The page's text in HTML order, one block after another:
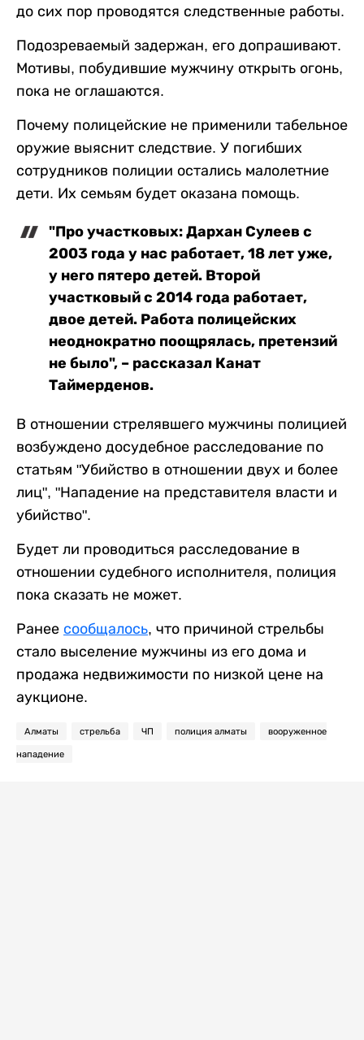
до сих пор проводятся следственные работы.
Подозреваемый задержан, его допрашивают.
Мотивы, побудившие мужчину открыть огонь,
пока не оглашаются.
Почему полицейские не применили табельное
оружие выяснит следствие. У погибших
сотрудников полиции остались малолетние
дети. Их семьям будет оказана помощь.
"Про участковых: Дархан Сулеев с
2003 года у нас работает, 18 лет уже,
у него пятеро детей. Второй
участковый с 2014 года работает,
двое детей. Работа полицейских
неоднократно поощрялась, претензий
не было", – рассказал Канат
Таймерденов.
В отношении стрелявшего мужчины полицией
возбуждено досудебное расследование по
статьям "Убийство в отношении двух и более
лиц", "Нападение на представителя власти и
убийство".
Будет ли проводиться расследование в
отношении судебного исполнителя, полиция
пока сказать не может.
Ранее сообщалось, что причиной стрельбы
стало выселение мужчины из его дома и
продажа недвижимости по низкой цене на
аукционе.
Алматы стрельба ЧП полиция алматы вооруженное
нападение